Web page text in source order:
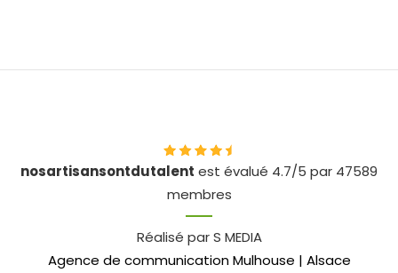
nosartisansontdutalent est évalué 4.7/5 par 47589
membres
Réalisé par S MEDIA
Agence de communication Mulhouse | Alsace